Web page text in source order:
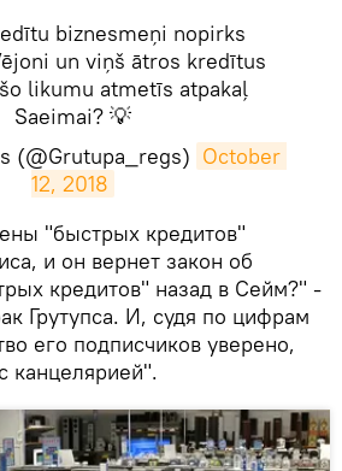
biznesmeņi nopirks
un viņš ātros kredītus
likumu atmetīs atpakaļ
Saeimai? 💡
(@Grutupa_regs) October
12, 2018
"быстрых кредитов"
и он вернет закон об
кредитов" назад в Сейм?" -
Грутупса. И, судя по цифрам
его подписчиков уверено,
канцелярией".